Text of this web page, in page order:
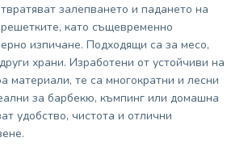
залепването и падането на
като същевременно
изпичане. Подходящи са за месо,
храни. Изработени от устойчиви на
материали, те са многократни и лесни
за барбекю, къмпинг или домашна
удобство, чистота и отлични